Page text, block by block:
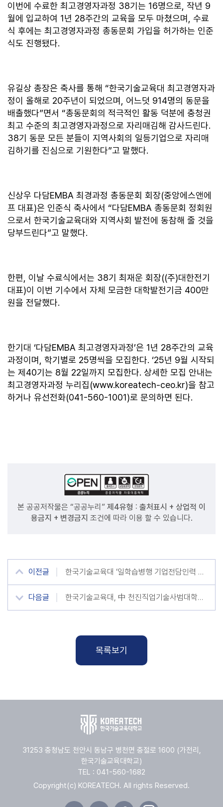
이번에 수료한 최고경영자과정 38기는 16명으로, 작년 9
월에 입교하여 1년 28주간의 교육을 모두 마쳤으며, 수료
식 후에는 최고경영자과정 총동문회 가입을 허가하는 인준
식도 진행됐다.
유길상 총장은 축사를 통해 “한국기술교육대 최고경영자과
정이 올해로 20주년이 되었으며, 어느덧 914명의 동문을
배출했다”면서 “총동문회의 적극적인 활동 덕분에 충청권
최고 수준의 최고경영자과정으로 자리매김해 감사드린다.
38기 동문 모든 분들이 지역사회의 일등기업으로 자리매
김하기를 진심으로 기원한다”고 말했다.
신상우 다담EMBA 최경과정 총동문회 회장(중앙에스앤에
프 대표)은 인준식 축사에서 “다담EMBA 총동문회 정회원
으로서 한국기술교육대와 지역사회 발전에 동참해 줄 것을
당부드린다”고 말했다.
한편, 이날 수료식에서는 38기 최재운 회장((주)대한전기
대표)이 이번 기수에서 자체 모금한 대학발전기금 400만
원을 전달했다.
한기대 ‘다담EMBA 최고경영자과정’은 1년 28주간의 교육
과정이며, 학기별로 25명씩을 모집한다. ‘25년 9월 시작되
는 제40기는 8월 22일까지 모집한다. 상세한 모집 안내는
최고경영자과정 누리집(www.koreatech-ceo.kr)을 참고
하거나 유선전화(041-560-1001)로 문의하면 된다.
본 공공저작물은 “공공누리” 제4유형 : 출처표시 + 상업적 이
용금지 + 변경금지 조건에 따라 이용 할 수 있습니다.
이전글 한국기술교육대 ‘일학습병행 기업전담인력 교육강사 워크숍’ 성료
다음글 한국기술교육대, 中 천진직업기술사범대학과 국제 교류 ‘강화’
목록보기
31253 충청남도 천안시 동남구 병천면 충절로 1600 (가전리,
한국기술교육대학교)
TEL : 041-560-1682
Copyright(c) KOREATECH. All rights Reserved.